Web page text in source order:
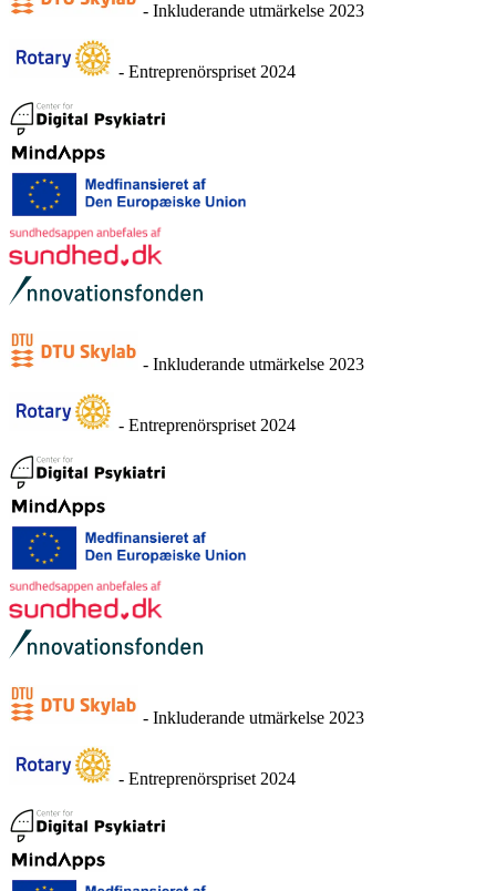
- Inkluderande utmärkelse 2023
- Entreprenörspriset 2024
- Inkluderande utmärkelse 2023
- Entreprenörspriset 2024
- Inkluderande utmärkelse 2023
- Entreprenörspriset 2024